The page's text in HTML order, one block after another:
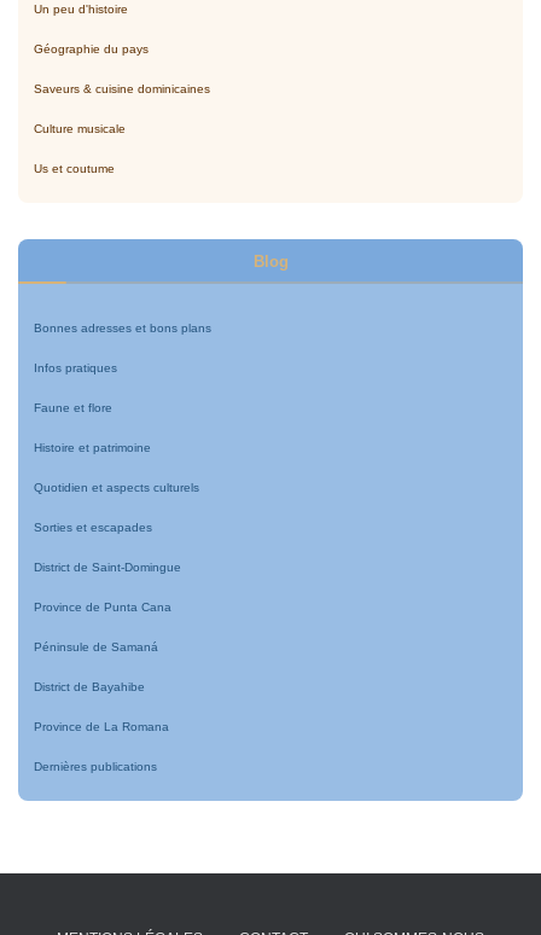
Un peu d'histoire
Géographie du pays
Saveurs & cuisine dominicaines
Culture musicale
Us et coutume
Blog
Bonnes adresses et bons plans
Infos pratiques
Faune et flore
Histoire et patrimoine
Quotidien et aspects culturels
Sorties et escapades
District de Saint-Domingue
Province de Punta Cana
Péninsule de Samaná
District de Bayahibe
Province de La Romana
Dernières publications